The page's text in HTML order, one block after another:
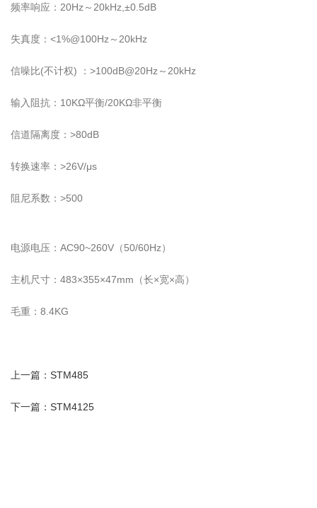
频率响应：20Hz～20kHz,±0.5dB
失真度：<1%@100Hz～20kHz
信噪比(不计权) ：>100dB@20Hz～20kHz
输入阻抗：10KΩ平衡/20KΩ非平衡
信道隔离度：>80dB
转换速率：>26V/μs
阻尼系数：>500
电源电压：AC90~260V（50/60Hz）
主机尺寸：483×355×47mm（长×宽×高）
毛重：8.4KG
上一篇：STM485
下一篇：STM4125